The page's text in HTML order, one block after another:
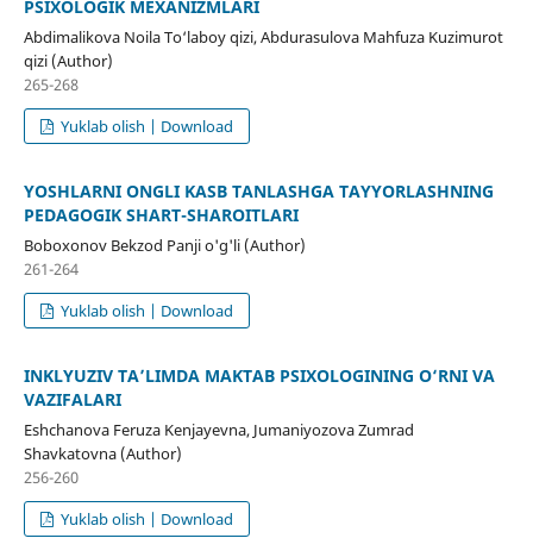
PSIXOLOGIK MEXANIZMLARI
Abdimalikova Noila To‘laboy qizi, Abdurasulova Mahfuza Kuzimurot
qizi (Author)
265-268
Yuklab olish | Download
YOSHLARNI ONGLI KASB TANLASHGA TAYYORLASHNING
PEDAGOGIK SHART-SHAROITLARI
Boboxonov Bekzod Panji o'g'li (Author)
261-264
Yuklab olish | Download
INKLYUZIV TA’LIMDA MAKTAB PSIXOLOGINING O‘RNI VA
VAZIFALARI
Eshchanova Feruza Kenjayevna, Jumaniyozova Zumrad
Shavkatovna (Author)
256-260
Yuklab olish | Download